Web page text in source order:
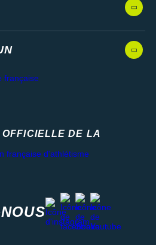
OFFICIELLE DE LA
instagram
facebook
stravayoutube